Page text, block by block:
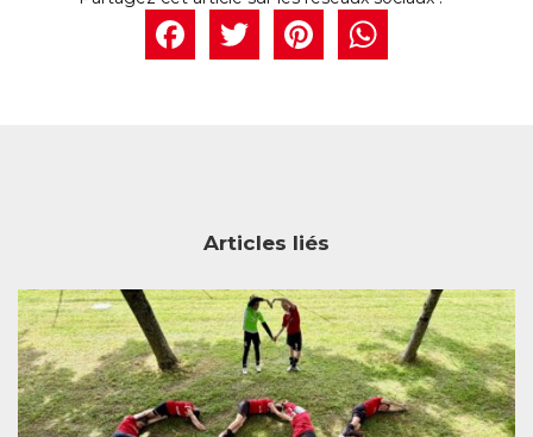
Facebook
Twitter
Articles liés